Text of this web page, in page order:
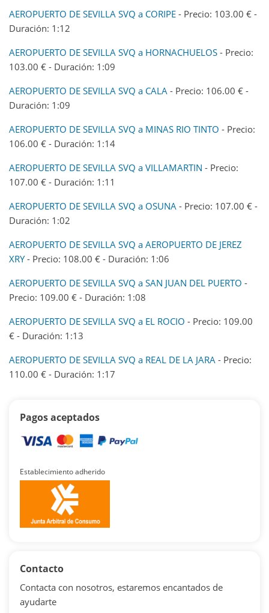
AEROPUERTO DE SEVILLA SVQ a CORIPE - Precio: 103.00 € -
Duración: 1:12
AEROPUERTO DE SEVILLA SVQ a HORNACHUELOS - Precio:
103.00 € - Duración: 1:09
AEROPUERTO DE SEVILLA SVQ a CALA - Precio: 106.00 € -
Duración: 1:09
AEROPUERTO DE SEVILLA SVQ a MINAS RIO TINTO - Precio:
106.00 € - Duración: 1:14
AEROPUERTO DE SEVILLA SVQ a VILLAMARTIN - Precio:
107.00 € - Duración: 1:11
AEROPUERTO DE SEVILLA SVQ a OSUNA - Precio: 107.00 € -
Duración: 1:02
AEROPUERTO DE SEVILLA SVQ a AEROPUERTO DE JEREZ
XRY- Precio: 108.00 € - Duración: 1:06
AEROPUERTO DE SEVILLA SVQ a SAN JUAN DEL PUERTO -
Precio: 109.00 € - Duración: 1:08
AEROPUERTO DE SEVILLA SVQ a EL ROCIO - Precio: 109.00
€ - Duración: 1:13
AEROPUERTO DE SEVILLA SVQ a REAL DE LA JARA - Precio:
110.00 € - Duración: 1:17
Pagos aceptados
Establecimiento adherido
Contacto
Contacta con nosotros, estaremos encantados de
ayudarte